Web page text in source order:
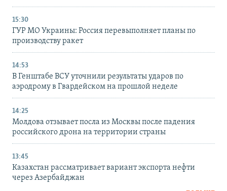
15:30
ГУР МО Украины: Россия перевыполняет планы по
производству ракет
14:53
В Генштабе ВСУ уточнили результаты ударов по
аэродрому в Гвардейском на прошлой неделе
14:25
Молдова отзывает посла из Москвы после падения
российского дрона на территории страны
13:45
Казахстан рассматривает вариант экспорта нефти
через Азербайджан